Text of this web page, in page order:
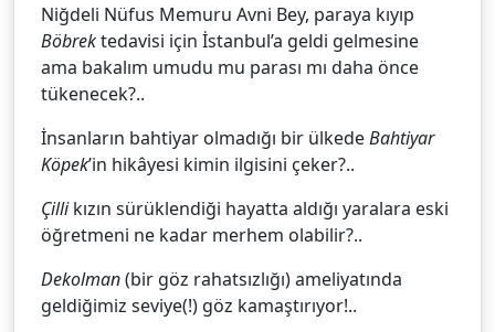
Niğdeli Nüfus Memuru Avni Bey, paraya kıyıp
Böbrektedavisi için İstanbul’a geldi gelmesine
ama bakalım umudu mu parası mı daha önce
tükenecek?..
İnsanların bahtiyar olmadığı bir ülkedeBahtiyar
Köpek’in hikâyesi kimin ilgisini çeker?..
Çillikızın sürüklendiği hayatta aldığı yaralara eski
öğretmeni ne kadar merhem olabilir?..
Dekolman(bir göz rahatsızlığı) ameliyatında
geldiğimiz seviye(!) göz kamaştırıyor!..